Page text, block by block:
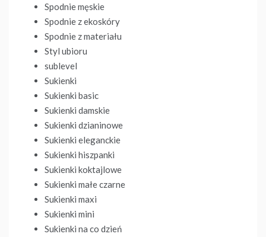
Spodnie męskie
Spodnie z ekoskóry
Spodnie z materiału
Styl ubioru
sublevel
Sukienki
Sukienki basic
Sukienki damskie
Sukienki dzianinowe
Sukienki eleganckie
Sukienki hiszpanki
Sukienki koktajlowe
Sukienki małe czarne
Sukienki maxi
Sukienki mini
Sukienki na co dzień